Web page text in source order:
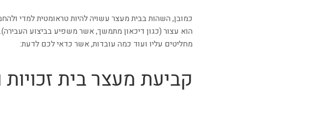
כמובן, השהות בבית מעצר עשויה להיות טראומטית למדי
הוא עצור (כגון דיכאון מתמשך, אשר משפיע בביצוע
מחליטים עליו ועוד כמה עובדות, אשר כדאי לכם לדעת:
קביעת מעצר בית